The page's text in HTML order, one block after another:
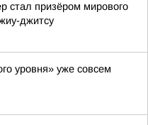
стал призёром мирового
джитсу
уровня» уже совсем